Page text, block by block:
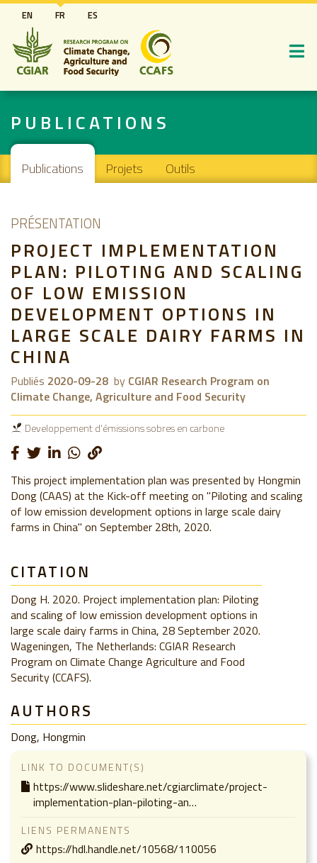
Aller
au
contenu
principal
EN FR ES
PUBLICATIONS
Main navigation
Publications Projets Outils
PRÉSENTATION
PROJECT IMPLEMENTATION
PLAN: PILOTING AND SCALING
OF LOW EMISSION
DEVELOPMENT OPTIONS IN
LARGE SCALE DAIRY FARMS IN
CHINA
Publiés 2020-09-28 by CGIAR Research Program on
Climate Change, Agriculture and Food Security
Developpement d'émissions sobres en carbone
This project implementation plan was presented by Hongmin
Dong (CAAS) at the Kick-off meeting on "Piloting and scaling
of low emission development options in large scale dairy
farms in China" on September 28th, 2020.
CITATION
Dong H. 2020. Project implementation plan: Piloting
and scaling of low emission development options in
large scale dairy farms in China, 28 September 2020.
Wageningen, The Netherlands: CGIAR Research
Program on Climate Change Agriculture and Food
Security (CCAFS).
AUTHORS
Dong, Hongmin
LINK TO DOCUMENT(S)
https://www.slideshare.net/cgiarclimate/project-
implementation-plan-piloting-an…
LIENS PERMANENTS
https://hdl.handle.net/10568/110056